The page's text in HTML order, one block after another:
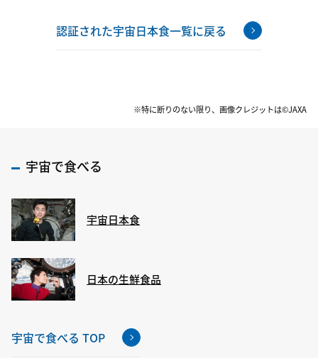
認証された宇宙日本食一覧に戻る
※特に断りのない限り、画像クレジットは©JAXA
宇宙で食べる
宇宙日本食
日本の生鮮食品
宇宙で食べる TOP